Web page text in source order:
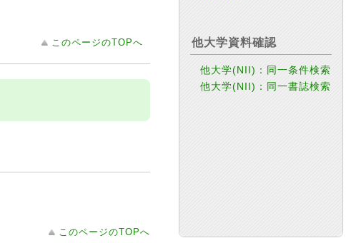
このページのTOPへ
このページのTOPへ
他大学資料確認
他大学(NII)：同一条件検索
他大学(NII)：同一書誌検索